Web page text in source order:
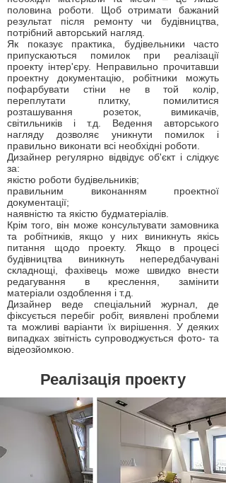
половина роботи. Щоб отримати бажаний
результат після ремонту чи будівництва,
потрібний авторський нагляд.
Як показує практика, будівельники часто
припускаються помилок при реалізації
проекту інтер'єру. Неправильно прочитавши
проектну документацію, робітники можуть
пофарбувати стіни не в той колір,
переплутати плитку, помилитися
розташування розеток, вимикачів,
світильників і т.д. Ведення авторського
нагляду дозволяє уникнути помилок і
правильно виконати всі необхідні роботи.
Дизайнер регулярно відвідує об'єкт і слідкує
за:
якістю роботи будівельників;
правильним виконанням проектної
документації;
наявністю та якістю будматеріалів.
Крім того, він може консультувати замовника
та робітників, якщо у них виникнуть якісь
питання щодо проекту. Якщо в процесі
будівництва виникнуть непередбачувані
складнощі, фахівець може швидко внести
редагування в креслення, замінити
матеріали оздоблення і т.д.
Дизайнер веде спеціальний журнал, де
фіксується перебіг робіт, виявлені проблеми
та можливі варіанти їх вирішення. У деяких
випадках звітність супроводжується фото- та
відеозйомкою.
Реалізація проекту